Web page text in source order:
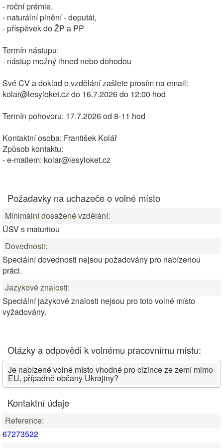
- roční prémie,
- naturální plnění - deputát,
- příspěvek do ŽP a PP
Termín nástupu:
- nástup možný ihned nebo dohodou
Své CV a doklad o vzdělání zašlete prosím na email:
kolar@lesyloket.cz do 16.7.2026 do 12:00 hod
Termín pohovoru: 17.7.2026 od 8-11 hod
Kontaktní osoba: František Kolář
Způsob kontaktu:
- e-mailem: kolar@lesyloket.cz
Požadavky na uchazeče o volné místo
Minimální dosažené vzdělání:
ÚSV s maturitou
Dovednosti:
Speciální dovednosti nejsou požadovány pro nabízenou
práci.
Jazykové znalosti:
Speciální jazykové znalosti nejsou pro toto volné místo
vyžadovány.
Otázky a odpovědi k volnému pracovnímu místu:
Je nabízené volné místo vhodné pro cizince ze zemí mimo
EU, případně občany Ukrajiny?
Kontaktní údaje
Reference:
67273522